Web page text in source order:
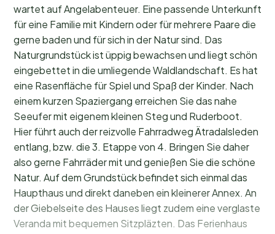
wartet auf Angelabenteuer. Eine passende Unterkunft
für eine Familie mit Kindern oder für mehrere Paare die
gerne baden und für sich in der Natur sind. Das
Naturgrundstück ist üppig bewachsen und liegt schön
eingebettet in die umliegende Waldlandschaft. Es hat
eine Rasenfläche für Spiel und Spaß der Kinder. Nach
einem kurzen Spaziergang erreichen Sie das nahe
Seeufer mit eigenem kleinen Steg und Ruderboot.
Hier führt auch der reizvolle Fahrradweg Ätradalsleden
entlang, bzw. die 3. Etappe von 4. Bringen Sie daher
also gerne Fahrräder mit und genießen Sie die schöne
Natur. Auf dem Grundstück befindet sich einmal das
Haupthaus und direkt daneben ein kleinerer Annex. An
der Giebelseite des Hauses liegt zudem eine verglaste
Veranda mit bequemen Sitzpläzten. Das Ferienhaus